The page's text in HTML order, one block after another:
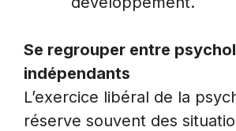
Se regrouper entre
indépendants
L’exercice libéral de la
réserve souvent des